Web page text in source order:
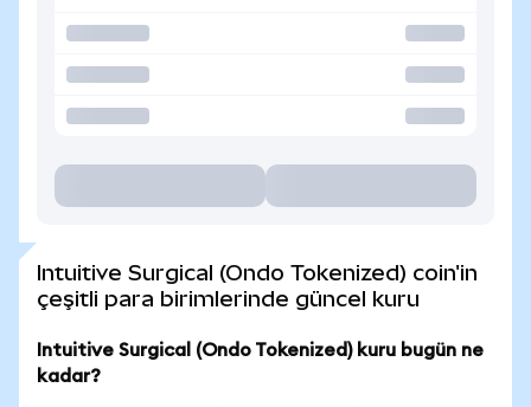
Intuitive Surgical (Ondo Tokenized) coin'in
çeşitli para birimlerinde güncel kuru
Intuitive Surgical (Ondo Tokenized) kuru bugün ne
kadar?